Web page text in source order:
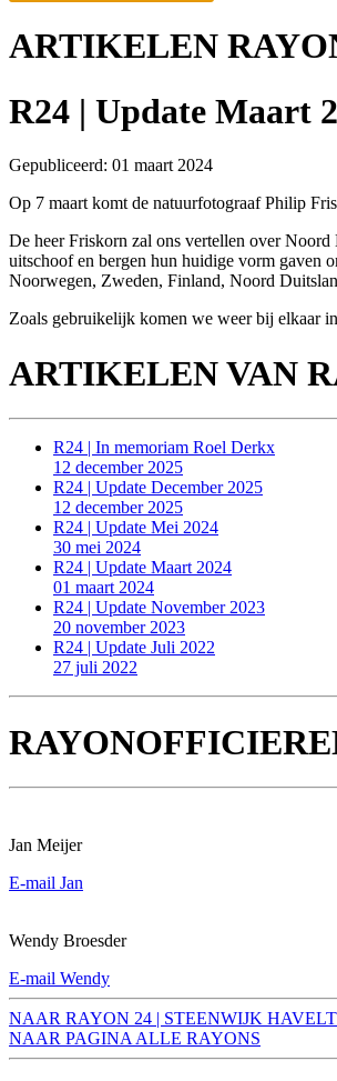
ARTIKELEN
R24 | Update Maart
Gepubliceerd: 01 maart 2024
Op 7 maart komt de natuurfotograaf Philip
De heer Friskorn zal ons vertellen over Noord
uitschoof en bergen hun huidige vorm gaven
Noorwegen, Zweden, Finland, Noord
Zoals gebruikelijk komen we weer bij elkaar
ARTIKELEN VAN
R24 | In memoriam Roel Derkx
12 december 2025
R24 | Update December 2025
12 december 2025
R24 | Update Mei 2024
30 mei 2024
R24 | Update Maart 2024
01 maart 2024
R24 | Update November 2023
20 november 2023
R24 | Update Juli 2022
27 juli 2022
Jan Meijer
E-mail Jan
Wendy Broesder
E-mail Wendy
NAAR RAYON 24 | STEENWIJK
NAAR PAGINA ALLE RAYONS